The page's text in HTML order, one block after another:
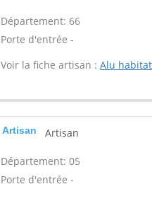
Département: 66
Porte d'entrée -
Voir la fiche artisan : Alu
Artisan Artisan
Département: 05
Porte d'entrée -